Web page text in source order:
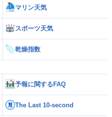
マリン天気
スポーツ天気
乾燥指数
予報に関するFAQ
The Last 10-second